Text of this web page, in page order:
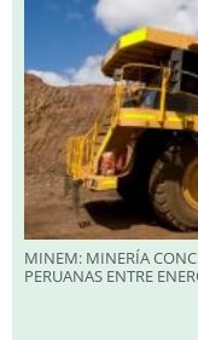
MINEM: MINERÍA
PERUANAS ENTRE